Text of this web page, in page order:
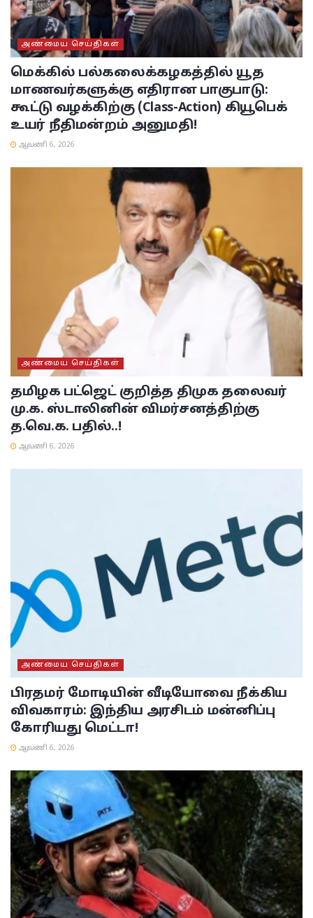
அண்மைய செய்திகள்
மெக்கில் பல்கலைக்கழகத்தில் யூத
மாணவர்களுக்கு எதிரான பாகுபாடு:
கூட்டு வழக்கிற்கு (Class-Action) கியூபெக்
உயர் நீதிமன்றம் அனுமதி!
ஆவணி 6, 2026
அண்மைய செய்திகள்
தமிழக பட்ஜெட் குறித்த திமுக தலைவர்
மு.க. ஸ்டாலினின் விமர்சனத்திற்கு
த.வெ.க. பதில்..!
ஆவணி 6, 2026
அண்மைய செய்திகள்
பிரதமர் மோடியின் வீடியோவை நீக்கிய
விவகாரம்: இந்திய அரசிடம் மன்னிப்பு
கோரியது மெட்டா!
ஆவணி 6, 2026